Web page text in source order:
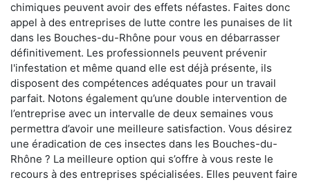
chimiques peuvent avoir des effets néfastes. Faites donc
appel à des entreprises de lutte contre les punaises de lit
dans les Bouches-du-Rhône pour vous en débarrasser
définitivement. Les professionnels peuvent prévenir
l'infestation et même quand elle est déjà présente, ils
disposent des compétences adéquates pour un travail
parfait. Notons également qu’une double intervention de
l’entreprise avec un intervalle de deux semaines vous
permettra d’avoir une meilleure satisfaction. Vous désirez
une éradication de ces insectes dans les Bouches-du-
Rhône ? La meilleure option qui s’offre à vous reste le
recours à des entreprises spécialisées. Elles peuvent faire